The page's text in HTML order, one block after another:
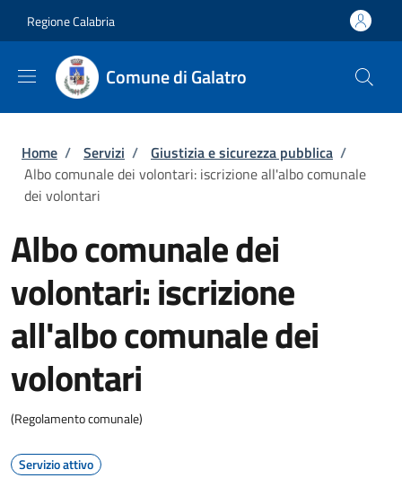
Regione Calabria
Comune di Galatro
Briciole di pane
Home / Servizi / Giustizia e sicurezza pubblica /
Albo comunale dei volontari: iscrizione all'albo comunale
dei volontari
Albo comunale dei
volontari: iscrizione
all'albo comunale dei
volontari
(Regolamento comunale)
Servizio attivo